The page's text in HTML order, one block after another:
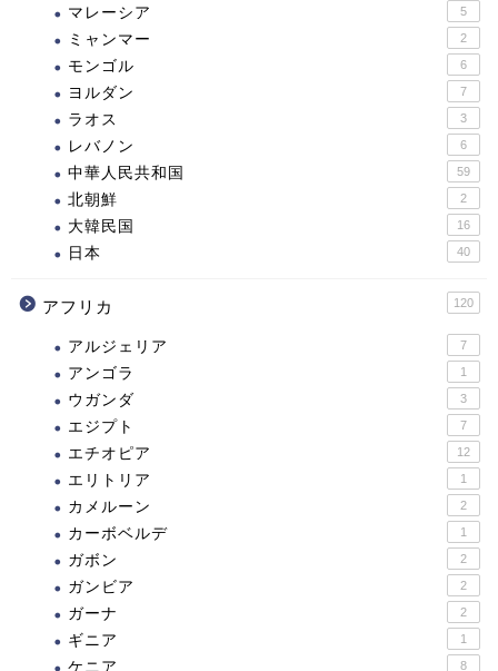
マレーシア 5
ミャンマー 2
モンゴル 6
ヨルダン 7
ラオス 3
レバノン 6
中華人民共和国 59
北朝鮮 2
大韓民国 16
日本 40
アフリカ 120
アルジェリア 7
アンゴラ 1
ウガンダ 3
エジプト 7
エチオピア 12
エリトリア 1
カメルーン 2
カーボベルデ 1
ガボン 2
ガンビア 2
ガーナ 2
ギニア 1
ケニア 8